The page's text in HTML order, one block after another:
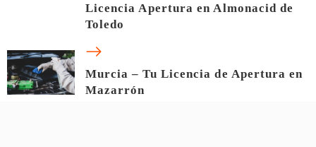
Licencia Apertura en Almonacid de
Toledo
Murcia – Tu Licencia de Apertura en
Mazarrón